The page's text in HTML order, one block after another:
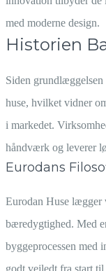
med moderne design.
Historien
Siden
huse, hvilket vidner
i markedet.
håndværk og leverer
Eurodans
Eurodan Huse lægger
bæredygtighed. Med
byggeprocessen med
godt vejledt fra start til